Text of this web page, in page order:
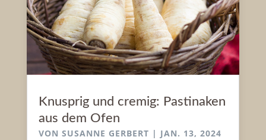
Knusprig und cremig: Pastinaken
aus dem Ofen
VON SUSANNE GERBERT | JAN. 13, 2024